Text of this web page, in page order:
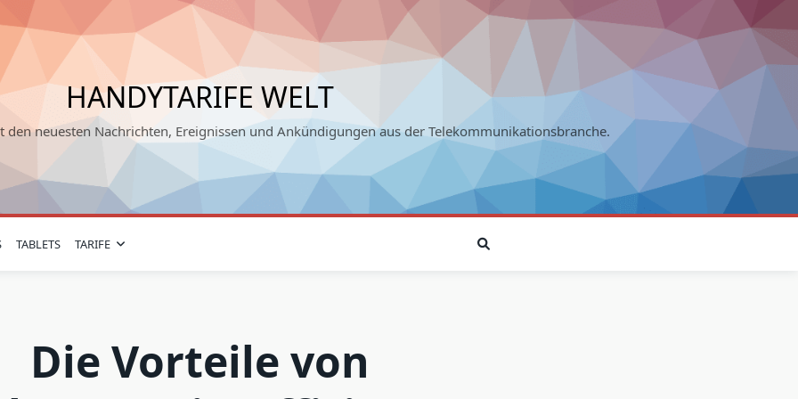
HANDYTARIFE WELT
den neuesten Nachrichten, Ereignissen und Ankündigungen aus der Telekommunikationsbranche.
TABLETS TARIFE
Die Vorteile von